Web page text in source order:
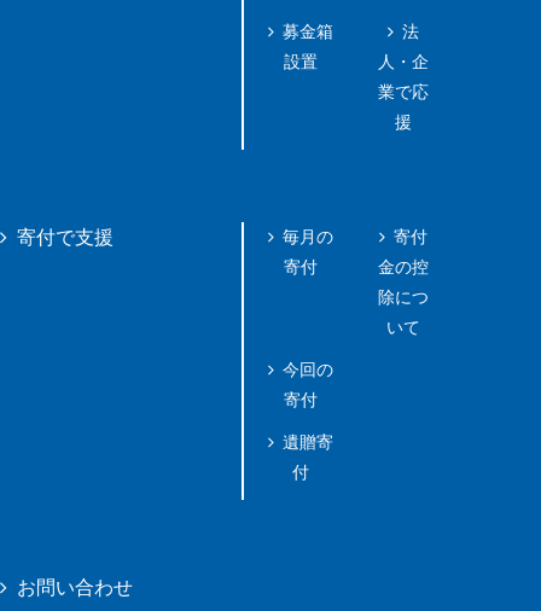
募金箱
設置
法
人・企
業で応
援
寄付で支援
毎月の
寄付
今回の
寄付
遺贈寄
付
寄付
金の控
除につ
いて
お問い合わせ